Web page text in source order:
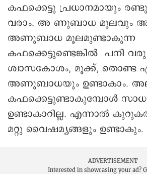
കഫക്കെട്ടു പ്രധാനമായും
വരാം. അ ണുബാധ മൂലവും
അണുബാധ മൂലമുണ്ടാകുന്ന
കഫക്കെട്ടുണ്ടെങ്കിൽ പനി
ശ്വാസകോശം, മൂക്ക്, തൊണ്ട
അണുബാധയും ഉണ്ടാകാം.
കഫക്കെട്ടുണ്ടാകുമ്പോൾ
ഉണ്ടാകാറില്ല. എന്നാൽ
മറ്റു വൈഷമ്യങ്ങളും ഉണ്ടാകും.
ADVERTISEMENT
Interested in showcasing your ad?